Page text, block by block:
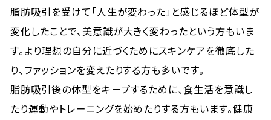
脂肪吸引を受けて「人生が変わった」と感じるほど体型が
変化したことで、美意識が大きく変わったという方もいま
す。より理想の自分に近づくためにスキンケアを徹底した
り、ファッションを変えたりする方も多いです。
脂肪吸引後の体型をキープするために、食生活を意識し
たり運動やトレーニングを始めたりする方もいます。健康